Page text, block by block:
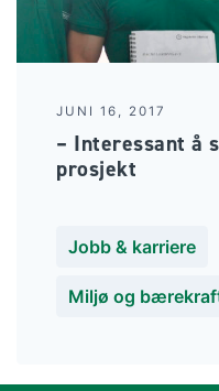
JUNI 16, 2017
– Interessant å
prosjekt
Jobb & karriere
Miljø og